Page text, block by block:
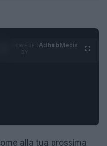
AdhubMedia
alla tua prossima